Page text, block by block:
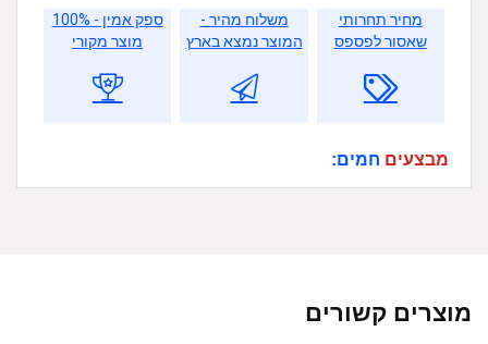
מחיר תחרותי
שאסור לפספס
משלוח מהיר -
המוצר נמצא בארץ
ספק אמין - 100%
מוצר מקורי
מבצעים חמים:
מוצרים קשורים